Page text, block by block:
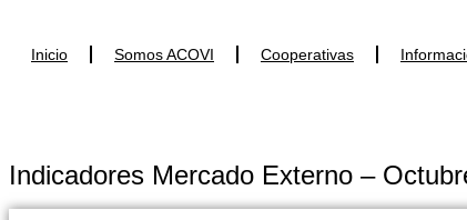
contenido
Inicio Somos ACOVI Cooperativas
Indicadores Mercado Externo –